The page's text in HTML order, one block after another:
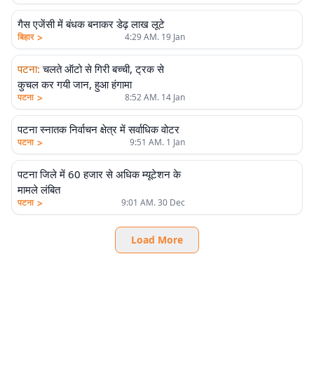
गैस एजेंसी में बंधक बनाकर डेढ़ लाख लूटे
बिहार > 4:29 AM. 19 Jan
पटना: चलते ऑटो से गिरी बच्ची, ट्रक से
कुचल कर गयी जान, हुआ हंगामा
पटना > 8:52 AM. 14 Jan
पटना स्नातक निर्वाचन क्षेत्र में सर्वाधिक वोटर
पटना > 9:51 AM. 1 Jan
पटना जिले में 60 हजार से अधिक म्यूटेशन के
मामले लंबित
पटना > 9:01 AM. 30 Dec
Load More